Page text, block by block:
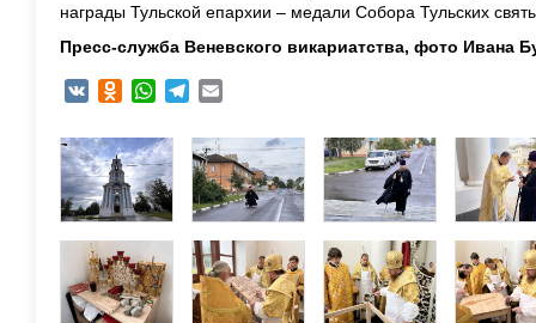
награды Тульской епархии – медали Собора Тульских
Пресс-служба Веневского викариатства, фото Ивана
VK Odnoklassniki
WhatsAppTelegram